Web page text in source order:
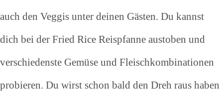
auch den Veggis unter deinen Gästen. Du kannst
dich bei der Fried Rice Reispfanne austoben und
verschiedenste Gemüse und Fleischkombinationen
probieren. Du wirst schon bald den Dreh raus haben